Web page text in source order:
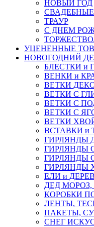
НОВЫЙ ГОД
ТРАУР
С ДНЕМ
УЦЕНЕННЫЕ
НОВОГОДНИЙ
БЛЕСТКИ и
ВЕНКИ и
ВЕТКИ
ВЕТКИ С
ВЕТКИ С
ВЕТКИ С
ВЕТКИ
ВСТАВКИ и
ГИРЛЯНДЫ
ГИРЛЯНДЫ
ГИРЛЯНДЫ
ГИРЛЯНДЫ
ЕЛИ и
ДЕД
КОРОБКИ
ЛЕНТЫ,
ПАКЕТЫ,
СНЕГ